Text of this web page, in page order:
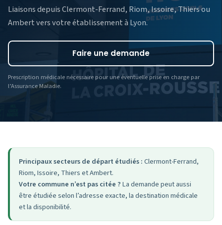
Liaisons depuis Clermont-Ferrand, Riom, Issoire, Thiers ou
Ambert vers votre établissement à Lyon.
Faire une demande
Prescription médicale nécessaire pour une éventuelle prise en charge par
l’Assurance Maladie.
Principaux secteurs de départ étudiés :Clermont-Ferrand,
Riom, Issoire, Thiers et Ambert.
Votre commune n’est pas citée ?La demande peut aussi
être étudiée selon l’adresse exacte, la destination médicale
et la disponibilité.